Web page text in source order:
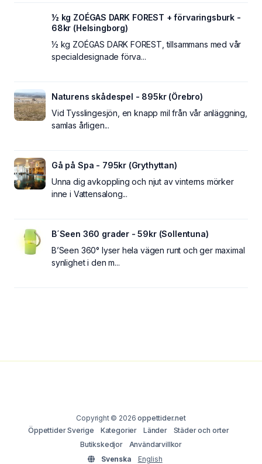
½ kg ZOÉGAS DARK FOREST + förvaringsburk -
68kr (Helsingborg)
½ kg ZOÉGAS DARK FOREST, tillsammans med vår
specialdesignade förva...
Naturens skådespel - 895kr (Örebro)
Vid Tysslingesjön, en knapp mil från vår anläggning,
samlas årligen...
Gå på Spa - 795kr (Grythyttan)
Unna dig avkoppling och njut av vinterns mörker
inne i Vattensalong...
B´Seen 360 grader - 59kr (Sollentuna)
B’Seen 360° lyser hela vägen runt och ger maximal
synlighet i den m...
Copyright © 2026oppettider.net
Öppettider Sverige
Kategorier Länder
Städer och orter
Butikskedjor
Användarvillkor
Svenska
English